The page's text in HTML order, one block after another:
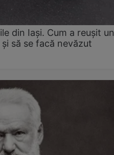
din Iași. Cum a reușit un
să se facă nevăzut